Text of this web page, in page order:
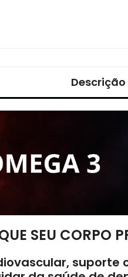
Descrição
SEU CORPO